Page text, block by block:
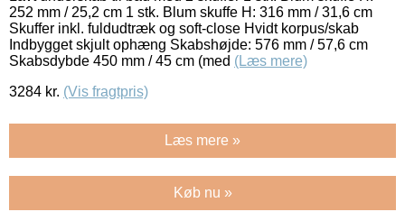
252 mm / 25,2 cm 1 stk. Blum skuffe H: 316 mm / 31,6 cm
Skuffer inkl. fuldudtræk og soft-close Hvidt korpus/skab
Indbygget skjult ophæng Skabshøjde: 576 mm / 57,6 cm
Skabsdybde 450 mm / 45 cm (med (Læs mere)
3284 kr. (Vis fragtpris)
Læs mere »
Køb nu »